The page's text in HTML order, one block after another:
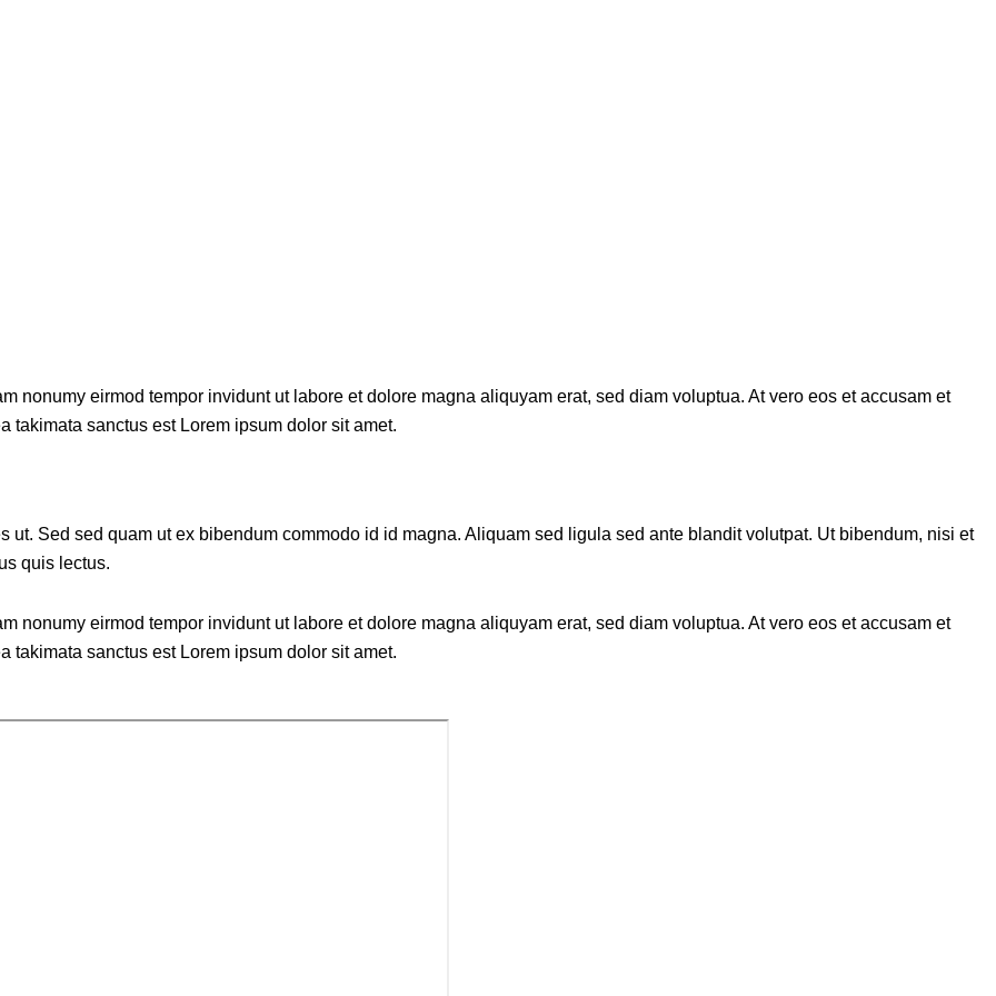
nonumy eirmod tempor invidunt ut labore et dolore magna aliquyam erat, sed diam voluptua. At vero eos et accusam et
takimata sanctus est Lorem ipsum dolor sit amet.
Sed sed quam ut ex bibendum commodo id id magna. Aliquam sed ligula sed ante blandit volutpat. Ut bibendum, nisi et
quis lectus.
nonumy eirmod tempor invidunt ut labore et dolore magna aliquyam erat, sed diam voluptua. At vero eos et accusam et
takimata sanctus est Lorem ipsum dolor sit amet.